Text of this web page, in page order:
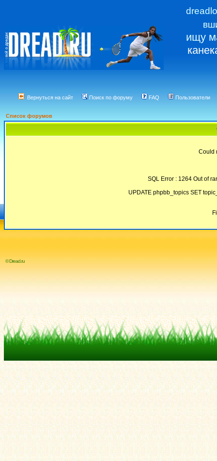
ищу
Вернуться на сайт Поиск по форуму FAQ Пользователи
Список форумов
Could
SQL Error : 1264 Out of
UPDATE phpbb_topics SET
© Dread.ru